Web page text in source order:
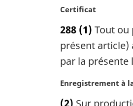
a
e
m
r
g
i
n
a
e
N
t
e
m
a
g
i
Certificat
288 (1) Tout ou
présent article)
par la
N
Enregistrement à